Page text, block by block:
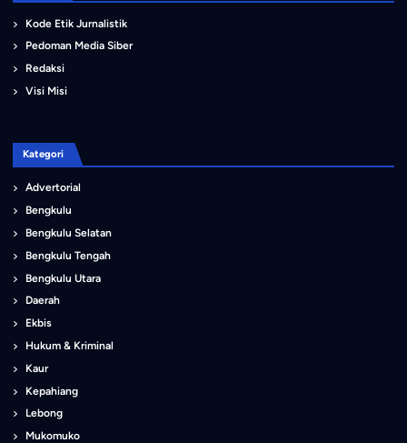
Kode Etik Jurnalistik
Pedoman Media Siber
Redaksi
Visi Misi
Kategori
Advertorial
Bengkulu
Bengkulu Selatan
Bengkulu Tengah
Bengkulu Utara
Daerah
Ekbis
Hukum & Kriminal
Kaur
Kepahiang
Lebong
Mukomuko